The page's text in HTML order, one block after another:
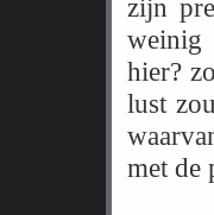
zijn
weinig
hier?
lust
met de